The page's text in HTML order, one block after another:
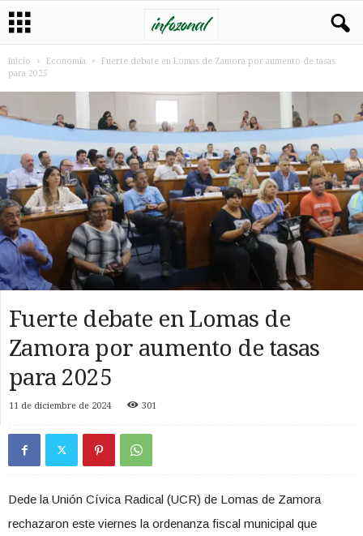
Inicio Economia
Fuerte debate en Lomas de Zamora por aumento de tasas
para 2025
Fuerte debate en Lomas de
Zamora por aumento de tasas
para 2025
11 de diciembre de 2024 301
Dede la Unión Cívica Radical (UCR) de Lomas de Zamora
rechazaron este viernes la ordenanza fiscal municipal que